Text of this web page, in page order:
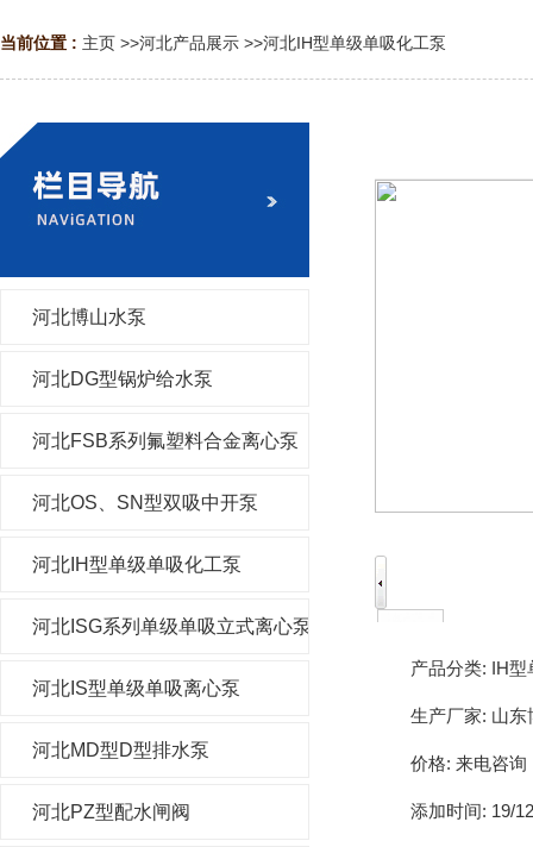
当前位置 : 主页 >>河北产品展示 >>河北IH型单级单吸化工泵
河北博山水泵
河北DG型锅炉给水泵
河北FSB系列氟塑料合金离心泵
河北OS、SN型双吸中开泵
河北IH型单级单吸化工泵
河北ISG系列单级单吸立式离心泵
河北IS型单级单吸离心泵
河北MD型D型排水泵
河北PZ型配水闸阀
产品分类: IH型
生产厂家: 山东
价格: 来电咨询
添加时间: 19/